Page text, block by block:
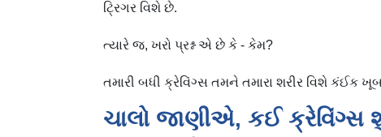
ટ્રિગર વિશે છે.
ત્યારે જ, ખરો પ્રશ્ન એ છે કે - કેમ?
તમારી બધી ક્રેવિંગ્સ તમને તમારા શરીર વિશે કંઈક
ચાલો જાણીએ, કઈ